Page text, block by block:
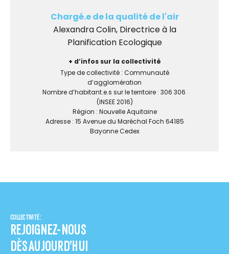
Chargé.e de la qualité de l'air
Alexandra Colin, Directrice à la
Planification Ecologique
+ d’infos sur la collectivité
Type de collectivité : Communauté
d’agglomération
Nombre d’habitant.e.s sur le territoire : 306 306
(INSEE 2016)
Région : Nouvelle Aquitaine
Adresse : 15 Avenue du Maréchal Foch 64185
Bayonne Cedex
COLLECTIVITÉ :
REJOIGNEZ-NOUS
DÈS AUJOURD’HUI